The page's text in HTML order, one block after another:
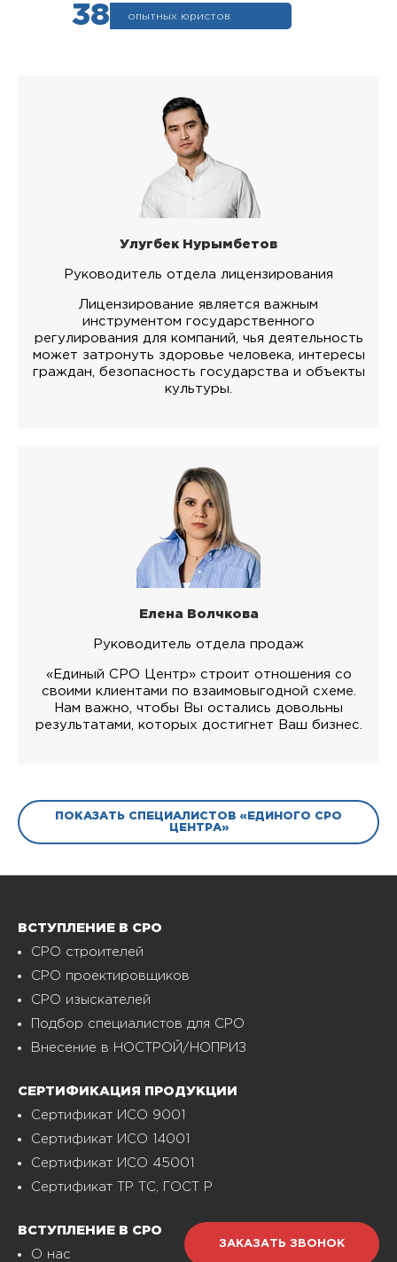
38 опытных юристов
Улугбек Нурымбетов
Руководитель отдела лицензирования
Лицензирование является важным
инструментом государственного
регулирования для компаний, чья деятельность
может затронуть здоровье человека, интересы
граждан, безопасность государства и объекты
культуры.
Елена Волчкова
Руководитель отдела продаж
«Единый СРО Центр» строит отношения со
своими клиентами по взаимовыгодной схеме.
Нам важно, чтобы Вы остались довольны
результатами, которых достигнет Ваш бизнес.
ПОКАЗАТЬ СПЕЦИАЛИСТОВ «ЕДИНОГО СРО
ЦЕНТРА»
ВСТУПЛЕНИЕ В СРО
СРО строителей
СРО проектировщиков
СРО изыскателей
Подбор специалистов для СРО
Внесение в НОСТРОЙ/НОПРИЗ
СЕРТИФИКАЦИЯ ПРОДУКЦИИ
Сертификат ИСО 9001
Сертификат ИСО 14001
Сертификат ИСО 45001
Сертификат ТР ТС, ГОСТ Р
ВСТУПЛЕНИЕ В СРО
О нас
ЗАКАЗАТЬ ЗВОНОК